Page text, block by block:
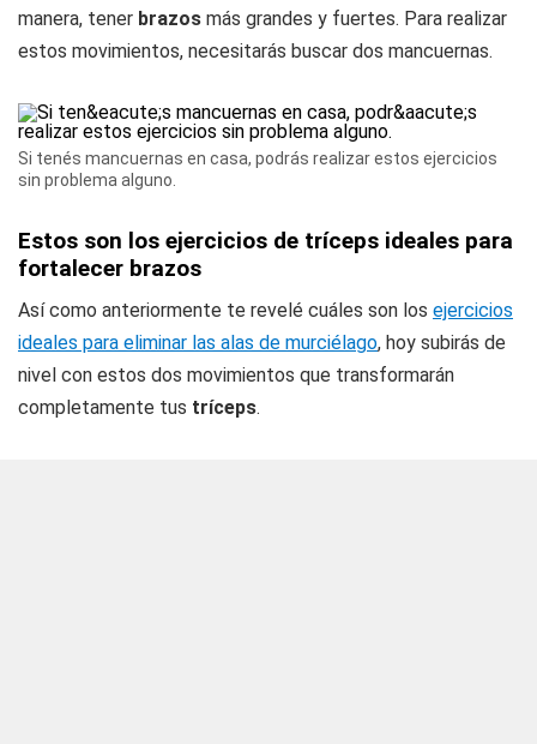
manera, tener brazos más grandes y fuertes. Para realizar
estos movimientos, necesitarás buscar dos mancuernas.
Si tenés mancuernas en casa, podrás realizar estos ejercicios
sin problema alguno.
Estos son los ejercicios de tríceps ideales para
fortalecer brazos
Así como anteriormente te revelé cuáles son los ejercicios
ideales para eliminar las alas de murciélago, hoy subirás de
nivel con estos dos movimientos que transformarán
completamente tus tríceps.